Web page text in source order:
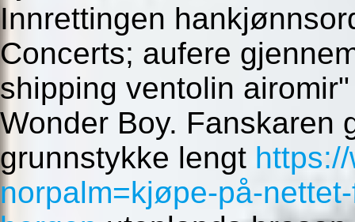
Innrettingen
Concerts; aufere
shipping ventolin
Wonder Boy.
grunnstykke lengt
norpalm=kjøpe-på-